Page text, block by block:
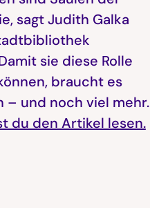
sagt Judith Galka
sie diese Rolle
braucht es
– und noch viel mehr.
du den Artikel lesen.